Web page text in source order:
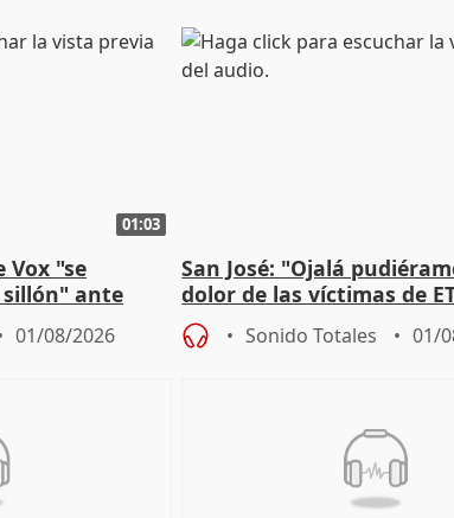
01:03
Vox "se
sillón" ante
01/08/2026
San José: "Ojalá
dolor de las víctimas de
Sonido Totales 01/